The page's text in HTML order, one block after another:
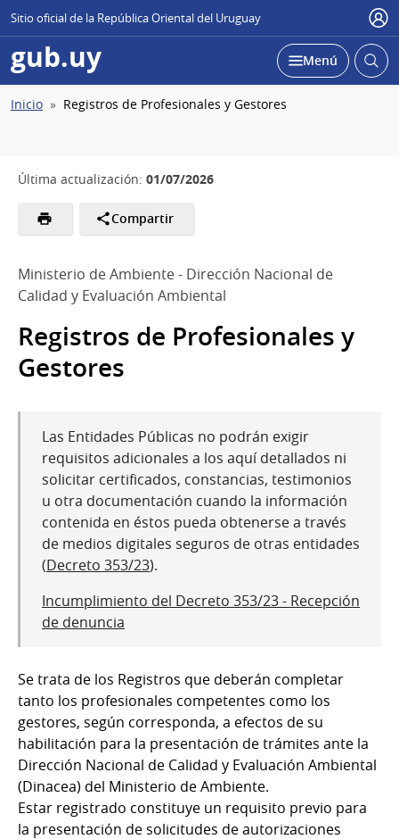
Sitio oficial de la República Oriental del Uruguay
gub.uy Desplegar
Menú Abrir
Ruta
Inicio Registros de Profesionales y Gestores
Última actualización: 01/07/2026
Compartir
Ministerio de Ambiente - Dirección Nacional de
Calidad y Evaluación Ambiental
Registros de Profesionales y
Gestores
Las Entidades Públicas no podrán exigir
requisitos adicionales a los aquí detallados ni
solicitar certificados, constancias, testimonios
u otra documentación cuando la información
contenida en éstos pueda obtenerse a través
de medios digitales seguros de otras entidades
(Decreto 353/23).
Incumplimiento del Decreto 353/23 - Recepción
de denuncia
Se trata de los Registros que deberán completar
tanto los profesionales competentes como los
gestores, según corresponda, a efectos de su
habilitación para la presentación de trámites ante la
Dirección Nacional de Calidad y Evaluación Ambiental
(Dinacea) del Ministerio de Ambiente.
Estar registrado constituye un requisito previo para
la presentación de solicitudes de autorizaciones